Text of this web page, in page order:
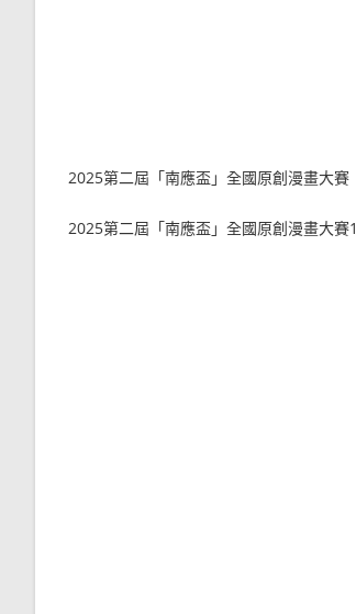
2025第二屆「南應盃」全國原創漫畫大賽
2025第二屆「南應盃」全國原創漫畫大賽1